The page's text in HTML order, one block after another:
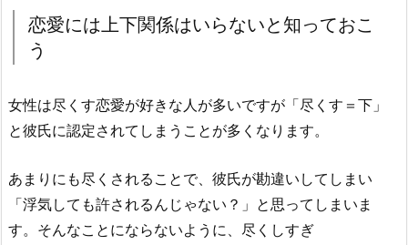
恋愛には上下関係はいらないと知っておこ
う
女性は尽くす恋愛が好きな人が多いですが「尽くす＝下」
と彼氏に認定されてしまうことが多くなります。
あまりにも尽くされることで、彼氏が勘違いしてしまい
「浮気しても許されるんじゃない？」と思ってしまいま
す。そんなことにならないように、尽くしすぎ